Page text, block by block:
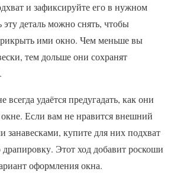
и зафиксируйте его в нужном
деталь можно снять, чтобы
ими окно. Чем меньше вы
тем дольше они сохранят
удаётся предугадать, как они
окне. Если вам не нравится внешний
занавесками, купите для них подхват
Этот ход добавит роскоши
оформления окна.